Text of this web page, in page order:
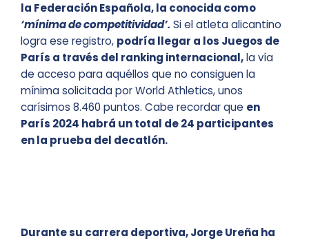
la Federación Española, la conocida como
‘mínima de competitividad’. Si el atleta alicantino
logra ese registro, podría llegar a los Juegos de
París a través del ranking internacional,la vía
de acceso para aquéllos que no consiguen la
mínima solicitada por World Athletics, unos
carísimos 8.460 puntos. Cabe recordar que en
París 2024 habrá un total de 24 participantes
en la prueba del decatlón.
Durante su carrera deportiva, Jorge Ureña ha